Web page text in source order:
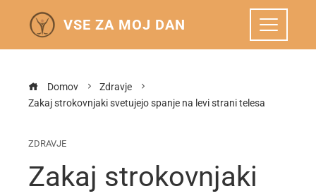
VSE ZA MOJ DAN
Domov
Zdravje
Zakaj strokovnjaki svetujejo spanje na levi strani telesa
ZDRAVJE
Zakaj strokovnjaki